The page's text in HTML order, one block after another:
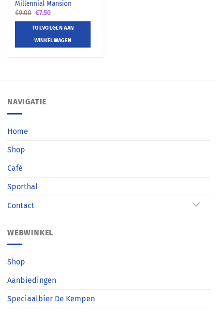
Millennial Mansion
€9.00 Oorspronkelijke
was:
€9.00.
€7.50Huidige
is:
€7.50.
TOEVOEGEN AAN
WINKELWAGEN
NAVIGATIE
Home
Shop
Café
Sporthal
Contact
WEBWINKEL
Shop
Aanbiedingen
Speciaalbier De Kempen